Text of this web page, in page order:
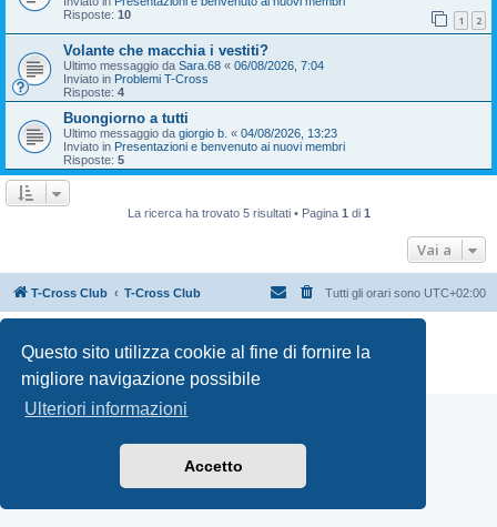
Questo sito utilizza cookie al fine di fornire la
migliore navigazione possibile
Ulteriori informazioni
Accetto
Risposte: 10 1 2
Volante che macchia i vestiti?
Ultimo messaggio da Sara.68 « 06/08/2026, 7:04
Inviato in Problemi T-Cross
Risposte: 4
Buongiorno a tutti
Ultimo messaggio da giorgio b. « 04/08/2026, 13:23
Inviato in Presentazioni e benvenuto ai nuovi membri
Risposte: 5
La ricerca ha trovato 5 risultati • Pagina 1 di 1
Vai a
T-Cross Club T-Cross Club Tutti gli orari sono UTC+02:00
Traduzione ItalianaphpBB-Italia.it
Privacy |Condizioni